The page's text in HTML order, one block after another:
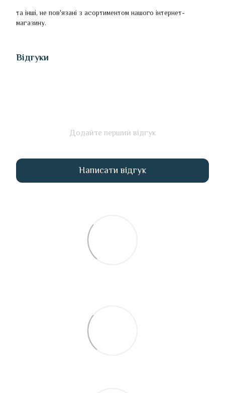
та інші, не пов'язані з асортиментом нашого інтернет-
магазину.
Відгуки
Додайте перший відгук
Написати відгук